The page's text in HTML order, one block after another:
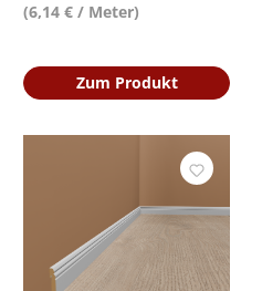
(6,14 € / Meter)
Zum Produkt